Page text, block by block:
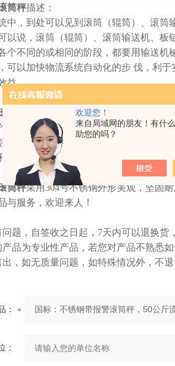
欢迎您！
来自局域网的朋友！有什
助您的吗？
筒秤描述：
中，到处可以见到滚筒（辊筒）、滚
以说，滚筒（辊筒）、滚筒输送机、板
个不同的或相同的阶段，都要用输送机
可以加快物流系统自动化的步 伐，利于
益。
筒秤
业环境、减轻装卸作业劳动强度，实
配送中心的适应能力和应变能力。为
的基础。
筒秤采用304号不锈钢外形美观，坚固
与服务，欢迎来人！
题，自签收之日起，7天内可以退换货
产品为专业性产品，若您对产品不熟悉
，如无质量问题，如特殊情况外，不
：
：